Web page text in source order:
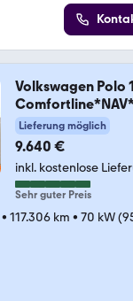
Volkswagen Polo
SHZ*BT*
Lieferung möglich
9.640 €
inkl. kostenlose
Sehr guter Preis
• 117.306 km • 70 kW